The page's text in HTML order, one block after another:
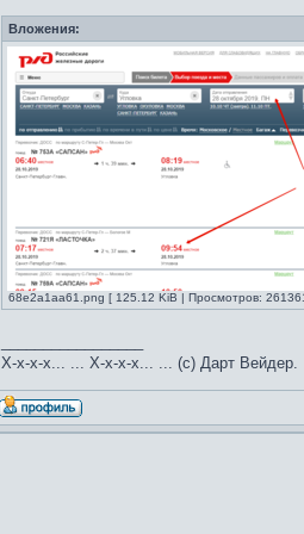
Вложения:
68e2a1aa61.png [ 125.12 KiB | Просмотров:
Х-х-х-х... ... Х-х-х-х... ... (с) Дарт Вейдер.